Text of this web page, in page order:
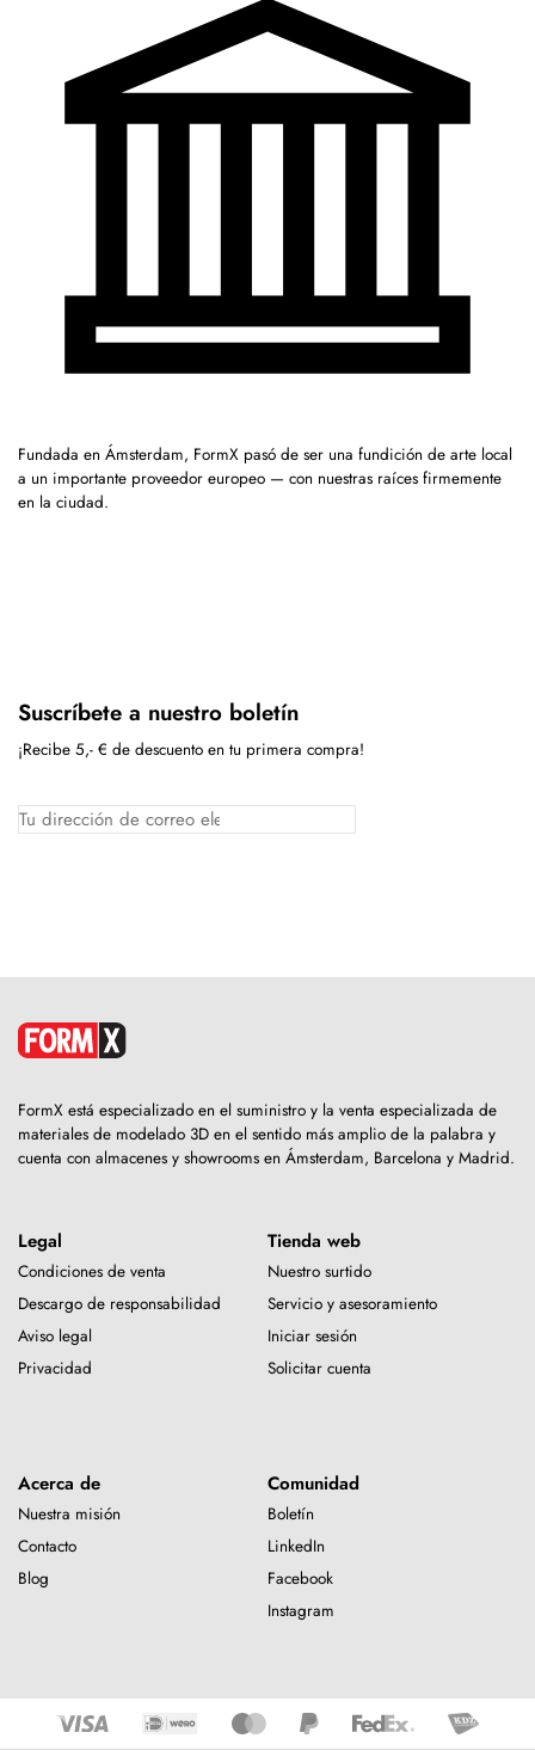
Fundada en Ámsterdam, FormX pasó de ser una fundición de arte local
a un importante proveedor europeo — con nuestras raíces firmemente
en la ciudad.
Suscríbete a nuestro boletín
¡Recibe 5,- € de descuento en tu primera compra!
FormX está especializado en el suministro y la venta especializada de
materiales de modelado 3D en el sentido más amplio de la palabra y
cuenta con almacenes y showrooms en Ámsterdam, Barcelona y Madrid.
Legal
Condiciones de venta
Descargo de responsabilidad
Aviso legal
Privacidad
Tienda web
Nuestro surtido
Servicio y asesoramiento
Iniciar sesión
Solicitar cuenta
Acerca de
Nuestra misión
Contacto
Blog
Comunidad
Boletín
LinkedIn
Facebook
Instagram